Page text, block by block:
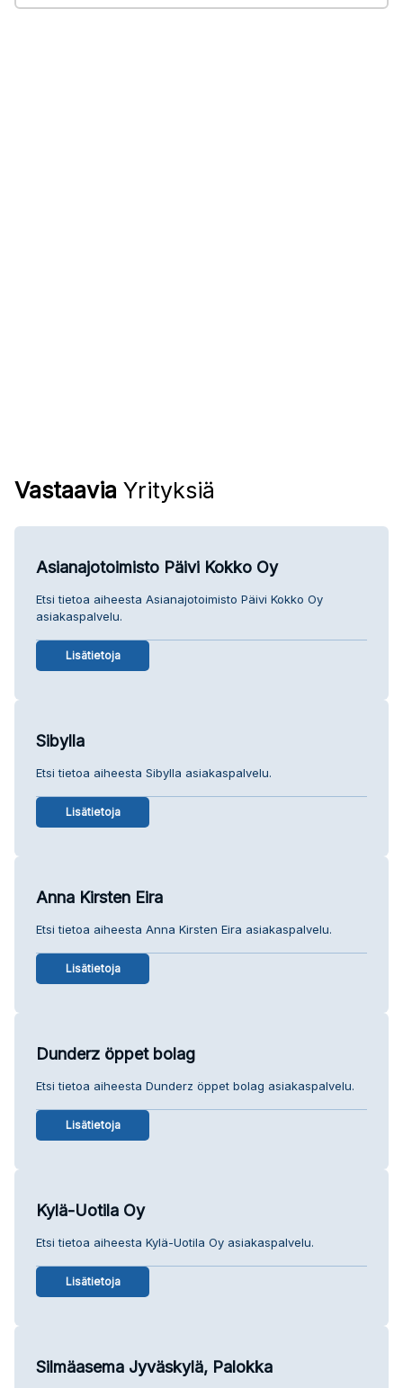
Vastaavia Yrityksiä
Asianajotoimisto Päivi Kokko Oy
Etsi tietoa aiheesta Asianajotoimisto Päivi Kokko Oy
asiakaspalvelu.
Lisätietoja
Sibylla
Etsi tietoa aiheesta Sibylla asiakaspalvelu.
Lisätietoja
Anna Kirsten Eira
Etsi tietoa aiheesta Anna Kirsten Eira asiakaspalvelu.
Lisätietoja
Dunderz öppet bolag
Etsi tietoa aiheesta Dunderz öppet bolag asiakaspalvelu.
Lisätietoja
Kylä-Uotila Oy
Etsi tietoa aiheesta Kylä-Uotila Oy asiakaspalvelu.
Lisätietoja
Silmäasema Jyväskylä, Palokka